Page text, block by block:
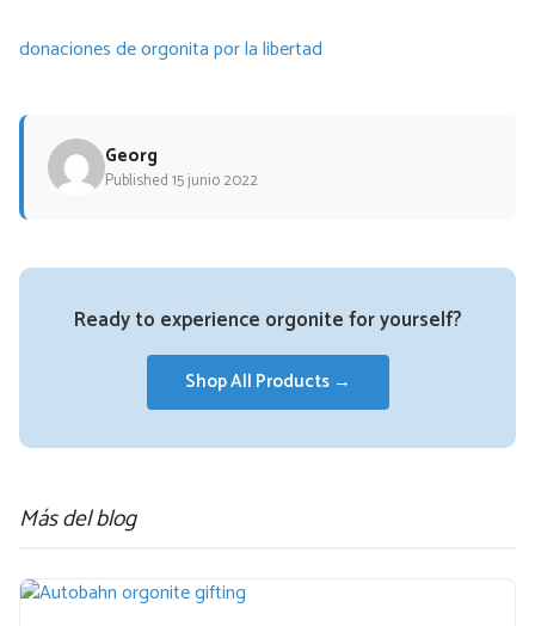
donaciones de orgonita por la libertad
Georg
Published 15 junio 2022
Ready to experience orgonite for yourself?
Shop All Products →
Más del blog